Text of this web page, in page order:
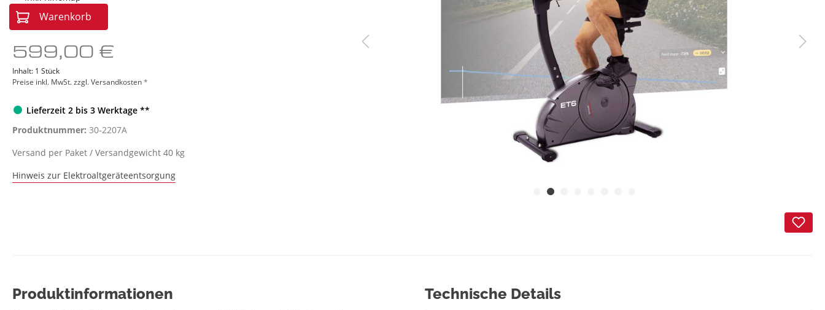
Sonstige Geräte
Warenkorb
599,00 €
Inhalt: 1 Stück
Preise inkl. MwSt. zzgl. Versandkosten*
Lieferzeit 2 bis 3 Werktage **
Produktnummer: 30-2207A
Versand per Paket / Versandgewicht 40 kg
Hinweis zur Elektroaltgeräteentsorgung
Produktinformationen Technische Details